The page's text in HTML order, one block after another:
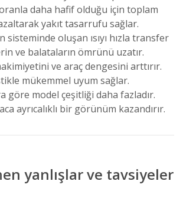
daha hafif olduğu için toplam
azaltarak yakıt tasarrufu sağlar.
sisteminde oluşan ısıyı hızla transfer
ve balataların ömrünü uzatır.
ve araç dengesini arttırır.
mükemmel uyum sağlar.
göre model çeşitliği daha fazladır.
ayrıcalıklı bir görünüm kazandırır.
yanlışlar ve tavsiyeler